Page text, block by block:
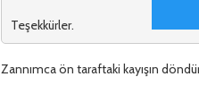
Teşekkürler.
Zannımca ön taraftaki kayışın